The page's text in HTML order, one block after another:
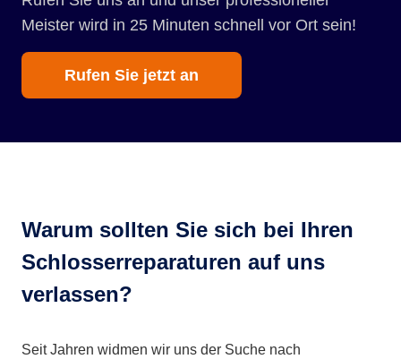
Meister wird in 25 Minuten schnell vor Ort sein!
Rufen Sie jetzt an
Warum sollten Sie sich bei Ihren
Schlosserreparaturen auf uns
verlassen?
Seit Jahren widmen wir uns der Suche nach